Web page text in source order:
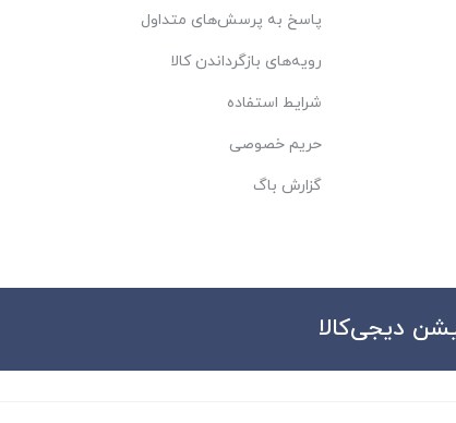
پاسخ به پرسش‌های متداول
رویه‌های بازگرداندن کالا
شرایط استفاده
حریم خصوصی
گزارش باگ
دیجی‌کالا